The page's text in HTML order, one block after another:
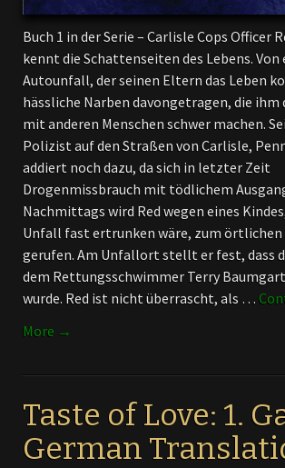
Buch 1 in der Serie – Carlisle Cops Officer
kennt die Schattenseiten des Lebens. Von
Autounfall, der seinen Eltern das Leben
hässliche Narben davongetragen, die ihm
mit anderen Menschen schwer machen.
Polizist auf den Straßen von Carlisle,
addiert noch dazu, da sich in letzter Zeit
Drogenmissbrauch mit tödlichem
Nachmittags wird Red wegen eines
Unfall fast ertrunken wäre, zum örtlichen
gerufen. Am Unfallort stellt er fest, dass
dem Rettungsschwimmer Terry
wurde. Red ist nicht überrascht, als …
More →
Taste of Love: 1.
German